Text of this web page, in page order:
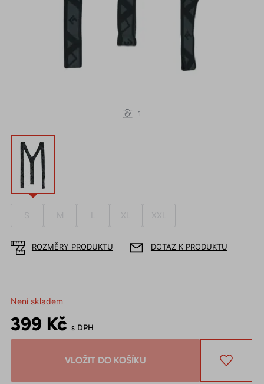
1
S M XL XXL
ROZMĚRY PRODUKTU DOTAZ K PRODUKTU
Není skladem
399 Kč s DPH
VLOŽIT DO KOŠÍKU